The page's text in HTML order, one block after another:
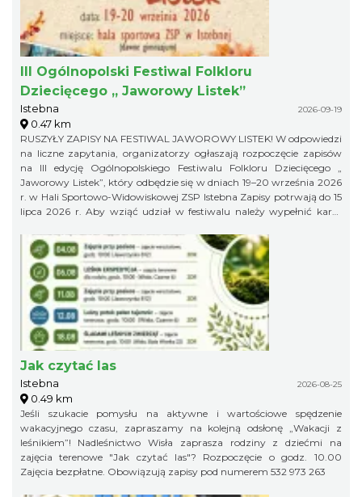
III Ogólnopolski Festiwal Folkloru
Dziecięcego „ Jaworowy Listek”
Istebna 2026-09-19
0.47 km
RUSZYŁY ZAPISY NA FESTIWAL JAWOROWY LISTEK! W odpowiedzi
na liczne zapytania, organizatorzy ogłaszają rozpoczęcie zapisów
na III edycję Ogólnopolskiego Festiwalu Folkloru Dziecięcego „
Jaworowy Listek”, który odbędzie się w dniach 19–20 września 2026
r. w Hali Sportowo-Widowiskowej ZSP Istebna Zapisy potrwają do 15
lipca 2026 r. Aby wziąć udział w festiwalu należy wypełnić kartę
jaworowylistek@gmail.com
Jak czytać las
Istebna 2026-08-25
0.49 km
Jeśli szukacie pomysłu na aktywne i wartościowe spędzenie
wakacyjnego czasu, zapraszamy na kolejną odsłonę „Wakacji z
leśnikiem”! Nadleśnictwo Wisła zaprasza rodziny z dziećmi na
zajęcia terenowe "Jak czytać las"? Rozpoczęcie o godz. 10.00
Zajęcia bezpłatne. Obowiązują zapisy pod numerem 532 973 263